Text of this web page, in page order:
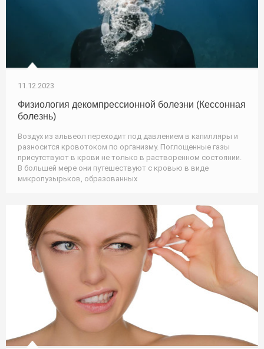
11.12.2023
Физиология декомпрессионной болезни (Кессонная
болезнь)
Воздух из альвеол переходит под давлением в капилляры и
разносится кровотоком по организму. Поглощенные газы
присутствуют в крови не только в растворенном состоянии.
В большей мере они путешествуют с кровью в виде
микропузырьков, образованных